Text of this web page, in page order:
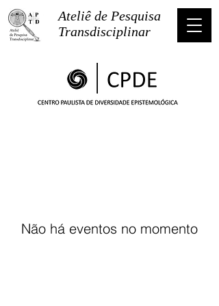
Ateliê de Pesquisa
Transdisciplinar
Não há eventos no momento